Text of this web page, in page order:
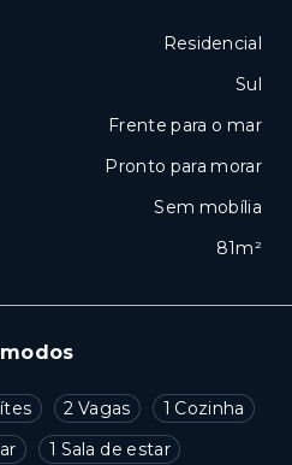
2 Vagas
1 Cozinha
1 Sala de estar
Residencial
Sul
Frente para o mar
Pronto para morar
Sem mobília
81m²